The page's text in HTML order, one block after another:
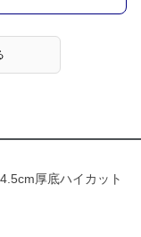
厚底ハイカット